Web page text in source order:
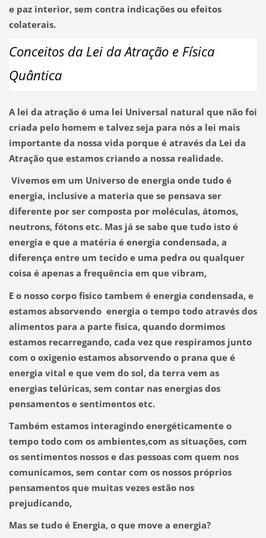
e paz interior, sem contra indicações ou efeitos
colaterais.
Conceitos da Lei da Atração e Física
Quântica
A lei da atração é uma lei Universal natural que não foi
criada pelo homem e talvez seja para nós a lei mais
importante da nossa vida porque é através da Lei da
Atração que estamos criando a nossa realidade.
Vivemos em um Universo de energia onde tudo é
energia, inclusive a materia que se pensava ser
diferente por ser composta por moléculas, átomos,
neutrons, fótons etc. Mas já se sabe que tudo isto é
energia e que a matéria é energia condensada, a
diferença entre um tecido e uma pedra ou qualquer
coisa é apenas a frequência em que vibram,
E o nosso corpo fisico tambem é energia condensada, e
estamos absorvendo energia o tempo todo através dos
alimentos para a parte fisica, quando dormimos
estamos recarregando, cada vez que respiramos junto
com o oxigenio estamos absorvendo o prana que é
energia vital e que vem do sol, da terra vem as
energias telúricas, sem contar nas energias dos
pensamentos e sentimentos etc.
Também estamos interagindo energéticamente o
tempo todo com os ambientes,com as situações, com
os sentimentos nossos e das pessoas com quem nos
comunicamos, sem contar com os nossos próprios
pensamentos que muitas vezes estão nos
prejudicando,
Mas se tudo é Energia, o que move a energia?